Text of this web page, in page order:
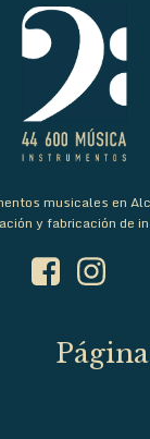
musicales en
y fabricación de